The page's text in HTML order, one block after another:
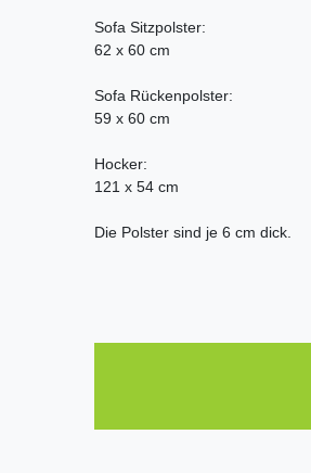
Sofa Sitzpolster:
62 x 60 cm
Sofa Rückenpolster:
59 x 60 cm
Hocker:
121 x 54 cm
Die Polster sind je 6 cm dick.